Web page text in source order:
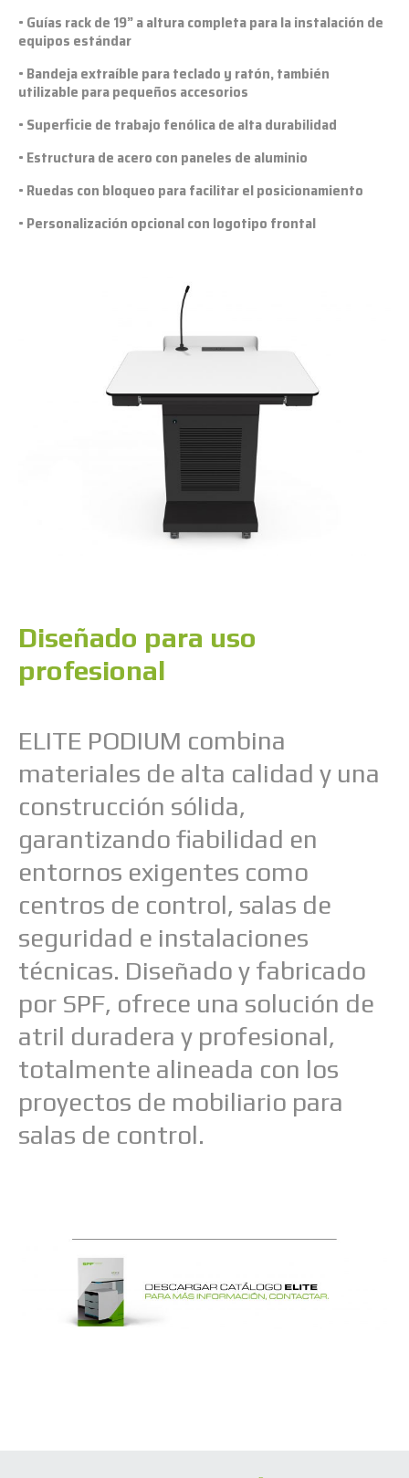
• Guías rack de 19” a altura completa para la instalación de
equipos estándar
• Bandeja extraíble para teclado y ratón, también
utilizable para pequeños accesorios
• Superficie de trabajo fenólica de alta durabilidad
• Estructura de acero con paneles de aluminio
• Ruedas con bloqueo para facilitar el posicionamiento
• Personalización opcional con logotipo frontal
Diseñado para uso
profesional
ELITE PODIUM combina
materiales de alta calidad y una
construcción sólida,
garantizando fiabilidad en
entornos exigentes como
centros de control, salas de
seguridad e instalaciones
técnicas. Diseñado y fabricado
por SPF, ofrece una solución de
atril duradera y profesional,
totalmente alineada con los
proyectos de mobiliario para
salas de control.